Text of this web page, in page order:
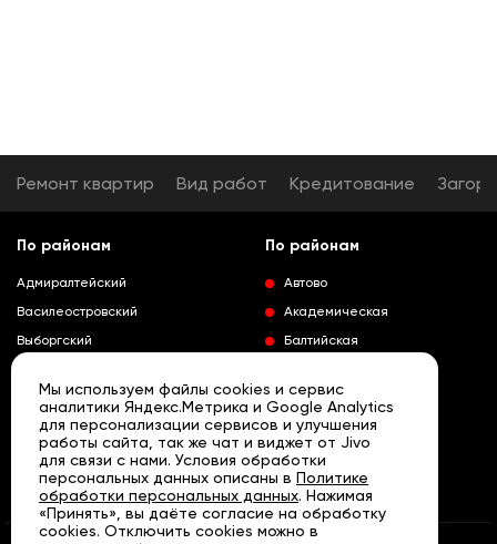
Ремонт квартир Вид работ Кредитование
По районам
Адмиралтейский
Василеостровский
Выборгский
Колпинский
Красногвардейский
Краносельский
Кронштадтский
Курортный
Развернуть
По районам
Автово
Академическая
Балтийская
Выборгская
Гражданский проспект
Девяткино
Кировский завод
Ленинский проспект
Мы используем файлы cookies и сервис
аналитики Яндекс.Метрика и Google Analytics
для персонализации сервисов и улучшения
работы сайта, так же чат и виджет от Jivo
для связи с нами. Условия обработки
персональных данных описаны в Политике
обработки персональных данных. Нажимая
«Принять», вы даёте согласие на обработку
cookies. Отключить cookies можно в